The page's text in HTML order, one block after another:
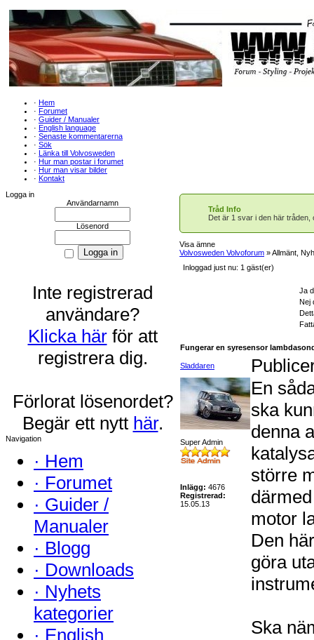
· Hem
· Forumet
· Guider / Manualer
· English language
· Senaste kommentarerna
· Sök
· Länka till Volvosweden
· Hur man postar i forumet
· Hur man visar bilder
· Kontakt
Logga in
Användarnamn
Lösenord
Inte registrerad
användare?
Klicka härför att
registrera dig.
Förlorat lösenordet?
Begär ett nytt här.
Navigation
· Hem
· Forumet
· Guider /
Manualer
· Blogg
· Downloads
· Nyhets
kategorier
· English
Tråd Info
Det är 1 svar i den här
Visa ämne
Volvosweden Volvoforum » Allmänt,
Inloggad just nu: 1 gäst(er)
Ja
Nej
Fungerar en syresensor
Sladdaren
Super Admin
Inlägg: 4676
Registrerad:
15.05.13
En
ska
denna
större
motor
Den
göra
Ska